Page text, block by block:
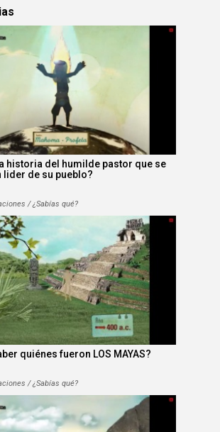
historia del humilde pastor que se
lider de su pueblo?
/ ¿Sabías qué?
quiénes fueron LOS MAYAS?
/ ¿Sabías qué?